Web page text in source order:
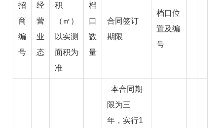
招
商
编
号
经
营
业
态
积
（㎡）
以实测
面积为
准
档
口
数
量
合同签订
期限
档口位
置及编
号
本合同期
限为三
年，实行1